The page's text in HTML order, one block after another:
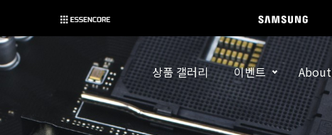
상품 갤러리 이벤트 About